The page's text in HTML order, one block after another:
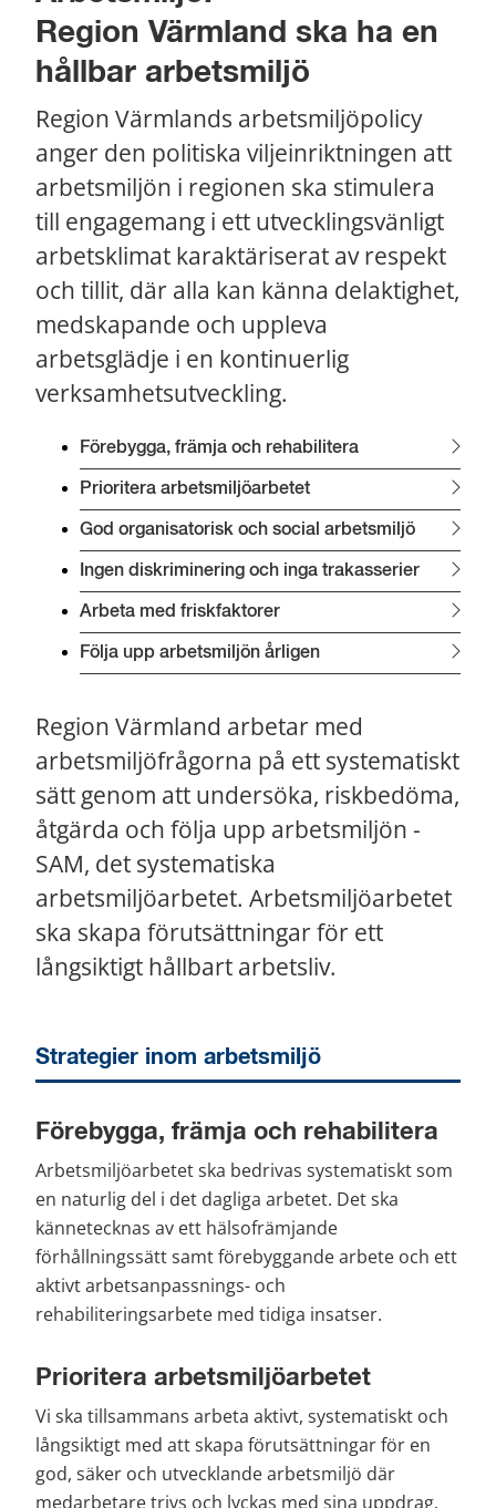
Region Värmland ska ha en
hållbar arbetsmiljö
Region Värmlands arbetsmiljöpolicy
anger den politiska viljeinriktningen att
arbetsmiljön i regionen ska stimulera
till engagemang i ett utvecklingsvänligt
arbetsklimat karaktäriserat av respekt
och tillit, där alla kan känna delaktighet,
medskapande och uppleva
arbetsglädje i en kontinuerlig
verksamhetsutveckling.
Förebygga, främja och rehabilitera
Prioritera arbetsmiljöarbetet
God organisatorisk och social arbetsmiljö
Ingen diskriminering och inga trakasserier
Arbeta med friskfaktorer
Följa upp arbetsmiljön årligen
Region Värmland arbetar med
arbetsmiljöfrågorna på ett systematiskt
sätt genom att undersöka, riskbedöma,
åtgärda och följa upp arbetsmiljön -
SAM, det systematiska
arbetsmiljöarbetet. Arbetsmiljöarbetet
ska skapa förutsättningar för ett
långsiktigt hållbart arbetsliv.
Strategier inom arbetsmiljö
Förebygga, främja och rehabilitera
Arbetsmiljöarbetet ska bedrivas systematiskt som
en naturlig del i det dagliga arbetet. Det ska
kännetecknas av ett hälsofrämjande
förhållningssätt samt förebyggande arbete och ett
aktivt arbetsanpassnings- och
rehabiliteringsarbete med tidiga insatser.
Prioritera arbetsmiljöarbetet
Vi ska tillsammans arbeta aktivt, systematiskt och
långsiktigt med att skapa förutsättningar för en
god, säker och utvecklande arbetsmiljö där
medarbetare trivs och lyckas med sina uppdrag.